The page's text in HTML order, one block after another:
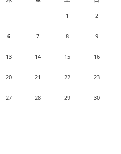
1 2
6 7 8 9
13 14 15 16
20 21 22 23
27 28 29 30